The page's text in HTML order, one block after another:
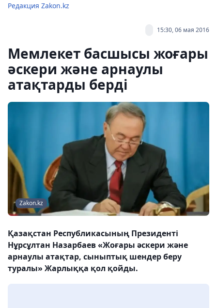
Редакция Zakon.kz
15:30, 06 мая 2016
Мемлекет басшысы жоғары
әскери және арнаулы
атақтарды берді
Zakon.kz
Қазақстан Республикасының Президенті
Нұрсұлтан Назарбаев «Жоғары әскери және
арнаулы атақтар, сыныптық шендер беру
туралы» Жарлыққа қол қойды.